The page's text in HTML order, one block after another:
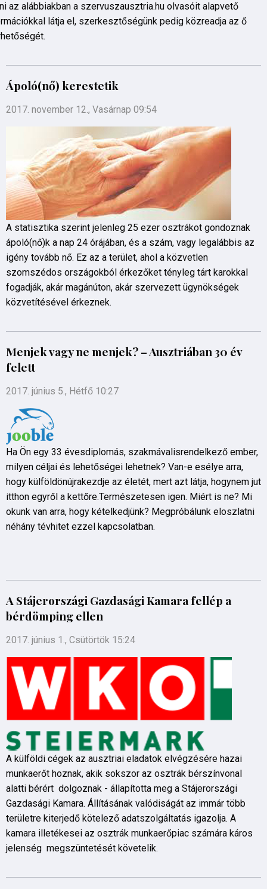
az alábbiakban a szervuszausztria.hu olvasóit alapvető
látja el, szerkesztőségünk pedig közreadja az ő
Ápoló(nő) kerestetik
2017. november 12., Vasárnap 09:54
A statisztika szerint jelenleg 25 ezer osztrákot gondoznak
ápoló(nő)k a nap 24 órájában, és a szám, vagy legalábbis az
igény tovább nő. Ez az a terület, ahol a közvetlen
szomszédos országokból érkezőket tényleg tárt karokkal
fogadják, akár magánúton, akár szervezett ügynökségek
közvetítésével érkeznek.
Menjek vagy ne menjek? – Ausztriában 30 év
felett
2017. június 5., Hétfő 10:27
Ha Ön egy 33 évesdiplomás, szakmávalisrendelkező ember,
milyen céljai és lehetőségei lehetnek? Van-e esélye arra,
hogy külföldönújrakezdje az életét, mert azt látja, hogynem jut
itthon egyről a kettőre.Természetesen igen. Miért is ne? Mi
okunk van arra, hogy kételkedjünk? Megpróbálunk eloszlatni
néhány tévhitet ezzel kapcsolatban.
A Stájerországi Gazdasági Kamara fellép a
bérdömping ellen
2017. június 1., Csütörtök 15:24
A külföldi cégek az ausztriai eladatok elvégzésére hazai
munkaerőt hoznak, akik sokszor az osztrák bérszínvonal
alatti bérért dolgoznak - állapította meg a Stájerországi
Gazdasági Kamara. Állításának valódiságát az immár több
területre kiterjedő kötelező adatszolgáltatás igazolja. A
kamara illetékesei az osztrák munkaerőpiac számára káros
jelenség megszüntetését követelik.